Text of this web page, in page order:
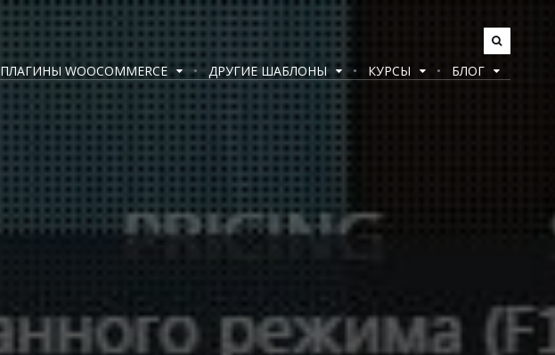
ПЛАГИНЫ WOOCOMMERCE ДРУГИЕ ШАБЛОНЫ КУРСЫ БЛОГ